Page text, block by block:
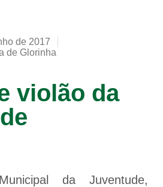
de 2017
de Glorinha
violão da
da Juventude,